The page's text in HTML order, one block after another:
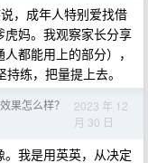
，成年人特别爱找借
妈。我观察家长分享
都能用上的部分），
练，把量提上去。
果怎么样？
2023 年 12
月 30 日
我是用英英，从决定